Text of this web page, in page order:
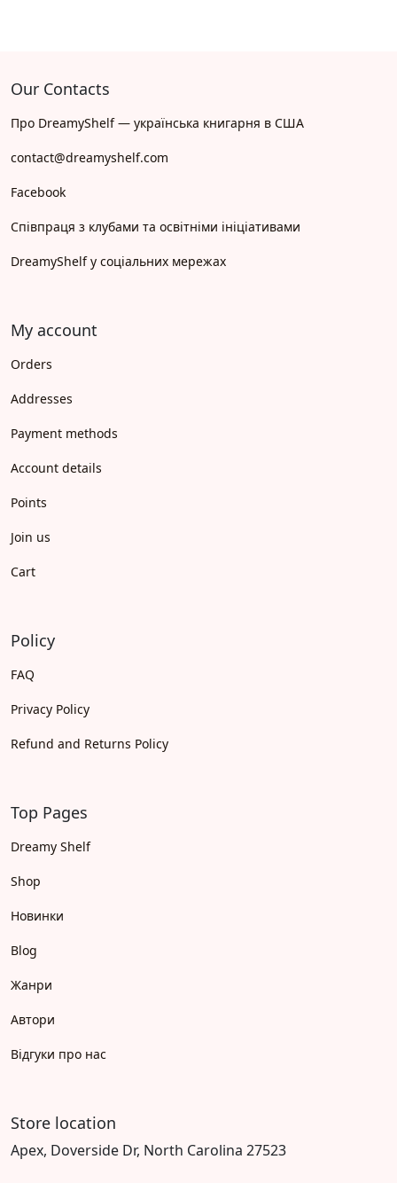
Our Contacts
Про DreamyShelf — українська книгарня в США
contact@dreamyshelf.com
Facebook
Співпраця з клубами та освітніми ініціативами
DreamyShelf у соціальних мережах
My account
Orders
Addresses
Payment methods
Account details
Points
Join us
Cart
Policy
FAQ
Privacy Policy
Refund and Returns Policy
Top Pages
Dreamy Shelf
Shop
Новинки
Blog
Жанри
Автори
Відгуки про нас
Store location
Apex, Doverside Dr, North Carolina 27523